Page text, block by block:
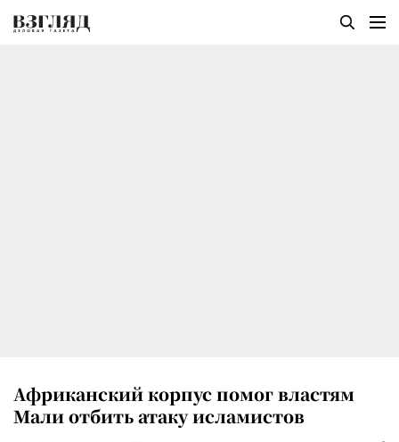
Африканский корпус помог властям
Мали отбить атаку исламистов